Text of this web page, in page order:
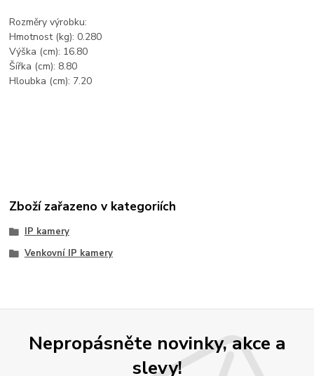
Rozměry výrobku:
Hmotnost (kg): 0.280
Výška (cm): 16.80
Šířka (cm): 8.80
Hloubka (cm): 7.20
Zboží zařazeno v kategoriích
IP kamery
Venkovní IP kamery
Nepropásněte novinky, akce a
slevy!